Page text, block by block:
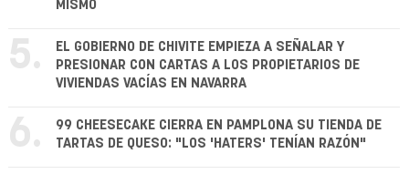
MISMO
5.
EL GOBIERNO DE CHIVITE EMPIEZA A SEÑALAR Y
PRESIONAR CON CARTAS A LOS PROPIETARIOS DE
VIVIENDAS VACÍAS EN NAVARRA
6.
99 CHEESECAKE CIERRA EN PAMPLONA SU TIENDA DE
TARTAS DE QUESO: "LOS 'HATERS' TENÍAN RAZÓN"